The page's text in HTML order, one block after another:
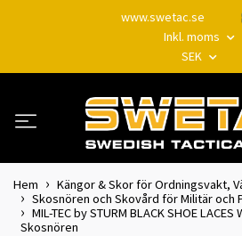
www.swetac.se
Inkl. moms
SEK
Hem
Kängor & Skor för Ordningsvakt,
Skosnören och Skovård för Militär och
MIL-TEC by STURM BLACK SHOE LACES
Skosnören